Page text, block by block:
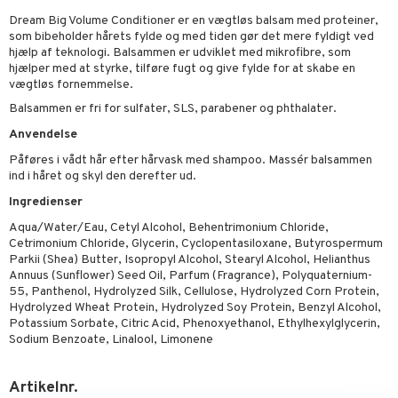
Dream Big Volume Conditioner er en vægtløs balsam med proteiner,
som bibeholder hårets fylde og med tiden gør det mere fyldigt ved
hjælp af teknologi. Balsammen er udviklet med mikrofibre, som
hjælper med at styrke, tilføre fugt og give fylde for at skabe en
vægtløs fornemmelse.
Balsammen er fri for sulfater, SLS, parabener og phthalater.
Anvendelse
Påføres i vådt hår efter hårvask med shampoo. Massér balsammen
ind i håret og skyl den derefter ud.
Ingredienser
Aqua/Water/Eau, Cetyl Alcohol, Behentrimonium Chloride,
Cetrimonium Chloride, Glycerin, Cyclopentasiloxane, Butyrospermum
Parkii (Shea) Butter, Isopropyl Alcohol, Stearyl Alcohol, Helianthus
Annuus (Sunflower) Seed Oil, Parfum (Fragrance), Polyquaternium-
55, Panthenol, Hydrolyzed Silk, Cellulose, Hydrolyzed Corn Protein,
Hydrolyzed Wheat Protein, Hydrolyzed Soy Protein, Benzyl Alcohol,
Potassium Sorbate, Citric Acid, Phenoxyethanol, Ethylhexylglycerin,
Sodium Benzoate, Linalool, Limonene
Artikelnr.
& Gelé
hud
makeup remover
& Highlighter
dagcreme
negle
/ Kajal
øjenvipper
uden sol
& sæbe
Set
& Barn
spray
& Duft til Hjemmet
de cologne
de parfum
uden sol
uden sol
& sæbe
shave balsam
shave lotion
de cologne
de toilette
10